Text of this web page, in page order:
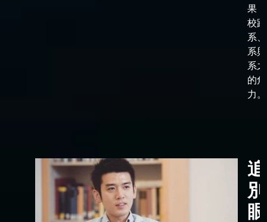
果
校跟
系
系
系
的角
力